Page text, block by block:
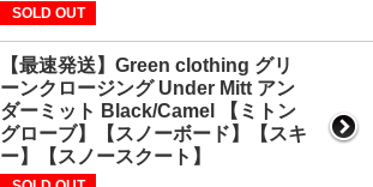
SOLD OUT
【最速発送】Green clothing グリ
ーンクロージング Under Mitt アン
ダーミット Black/Camel 【ミトン
グローブ】【スノーボード】【スキ
ー】【スノースクート】